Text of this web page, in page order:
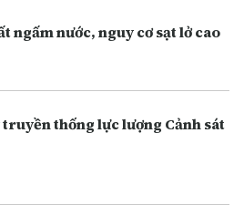
ngấm nước, nguy cơ sạt lở cao
thống lực lượng Cảnh sát